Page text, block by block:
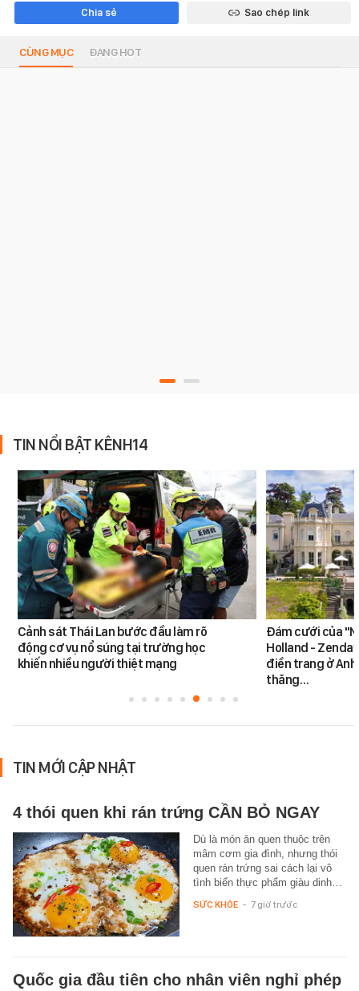
Chia sẻ Sao chép link
CÙNG MỤC ĐANG HOT
TIN NỔI BẬT KÊNH14
Cảnh sát Thái Lan bước đầu làm rõ
động cơ vụ nổ súng tại trường học
khiến nhiều người thiệt mạng
Đám cưới của
Holland -
điền trang ở
thăng…
TIN MỚI CẬP NHẬT
4 thói quen khi rán trứng CẦN BỎ NGAY
Dù là món ăn quen thuộc trên
mâm cơm gia đình, nhưng thói
quen rán trứng sai cách lại vô
tình biến thực phẩm giàu dinh…
SỨC KHỎE - 7 giờ trước
Quốc gia đầu tiên cho nhân viên nghỉ phép